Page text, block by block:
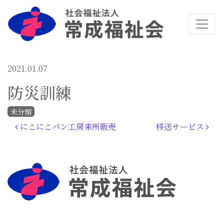
2021.01.07
防災訓練
未分類
投稿ナビゲーション
にこにこパン工房来所販売 移送サービス